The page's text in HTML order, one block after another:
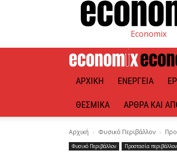
Economix
ΑΡΧΙΚΉ ΕΝΈΡΓΕΙΑ
ΘΕΣΜΙΚΆ ΆΡΘΡΑ ΚΑΙ
Αρχική Φυσικό Περιβάλλον
Φυσικό Περιβάλλον Προστασία